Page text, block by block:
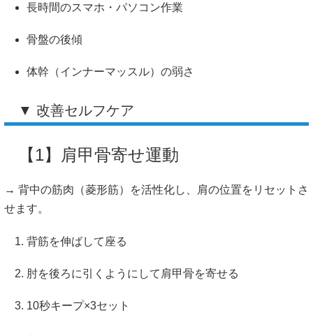
長時間のスマホ・パソコン作業
骨盤の後傾
体幹（インナーマッスル）の弱さ
▼ 改善セルフケア
【1】肩甲骨寄せ運動
→ 背中の筋肉（菱形筋）を活性化し、肩の位置をリセットさ
せます。
背筋を伸ばして座る
肘を後ろに引くようにして肩甲骨を寄せる
10秒キープ×3セット